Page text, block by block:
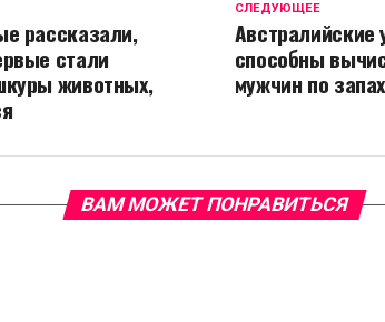
CЛЕДУЮЩЕЕ
способны
мужчин по
рассказали,
стали
животных,
ВАМ МОЖЕТ ПОНРАВИТЬСЯ